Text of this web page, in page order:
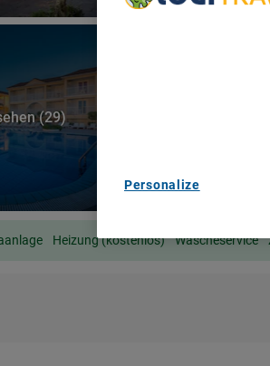
(29)
Heizung (kostenlos) Wäscheservice
Personalize